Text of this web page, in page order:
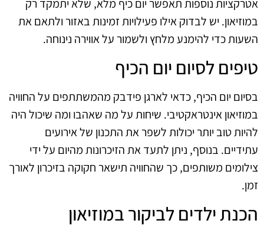
אטרקציות נוספות תאפשר יום כיף מלא, שלא יתמקד רק
במוזיאון. יש לבדוק אילו פעילויות זמינות באזור ולתאם את
השעות כדי להימנע מלחץ ולשמור על אווירה נינוחה.
טיפים לסיום יום הכיף
בסיום יום הכיף, כדאי לארגן פידבק מהמשתתפים על החוויה
במוזיאון אינטראקטיבי. שיחות על מה שאהבו ומה שיכול היה
להיות טוב יותר יכולות לשפר את התכנון של אירועים
עתידיים. בנוסף, ניתן לתעד את הזיכרונות מהיום על ידי
צילומים משותפים, כך שהחוויה תישאר חקוקה בזיכרון לאורך
זמן.
הכנת ילדים לביקור במוזיאון